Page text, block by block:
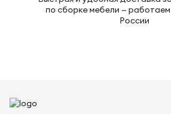
по сборке мебели — работаем
России